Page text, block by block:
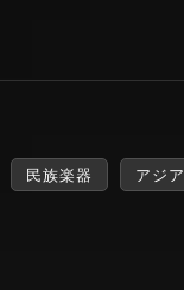
民族楽器 アジア